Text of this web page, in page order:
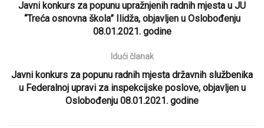
Javni konkurs za popunu upražnjenih radnih mjesta u JU
“Treća osnovna škola” Ilidža, objavljen u Oslobođenju
08.01.2021. godine
Idući članak
Javni konkurs za popunu radnih mjesta državnih službenika
u Federalnoj upravi za inspekcijske poslove, objavljen u
Oslobođenju 08.01.2021. godine